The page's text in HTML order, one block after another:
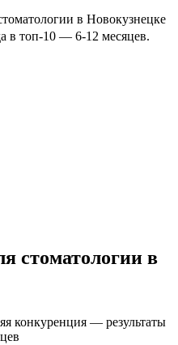
в Новокузнецке
в топ-10 — 6-12 месяцев.
стоматологии в
конкуренция — результаты